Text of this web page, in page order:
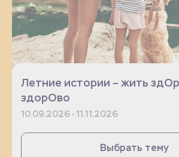
Летние истории – жить
здорОво
10.09.2026 - 11.11.2026
Выбрать тему